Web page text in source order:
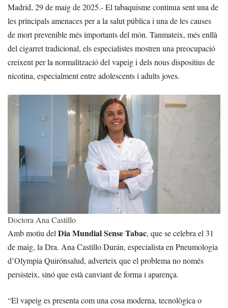
Madrid, 29 de maig de 2025.- El tabaquisme continua sent una de
les principals amenaces per a la salut pública i una de les causes
de mort prevenible més importants del món. Tanmateix, més enllà
del cigarret tradicional, els especialistes mostren una preocupació
creixent per la normalització del vapeig i dels nous dispositius de
nicotina, especialment entre adolescents i adults joves.
Doctora Ana Castillo
Amb motiu delDia Mundial Sense Tabac, que se celebra el 31
de maig, la Dra. Ana Castillo Durán, especialista en Pneumologia
d’Olympia Quirónsalud, adverteix que el problema no només
persisteix, sinó que està canviant de forma i aparença.
“El vapeig es presenta com una cosa moderna, tecnològica o